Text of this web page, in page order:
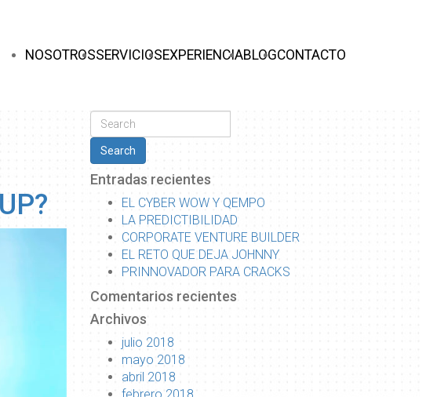
NOSOTROSSERVICIOSEXPERIENCIABLOGCONTACTO
Search
Entradas recientes
EL CYBER WOW Y QEMPO
LA PREDICTIBILIDAD
CORPORATE VENTURE BUILDER
EL RETO QUE DEJA JOHNNY
PRINNOVADOR PARA CRACKS
Comentarios recientes
Archivos
julio 2018
mayo 2018
abril 2018